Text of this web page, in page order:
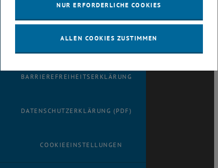
IMPRESSUM
BARRIEREFREIHEITSERKLÄRUNG
DATENSCHUTZERKLÄRUNG (PDF)
COOKIEEINSTELLUNGEN
NUR ERFORDERLICHE COOKIES
ALLEN COOKIES ZUSTIMMEN